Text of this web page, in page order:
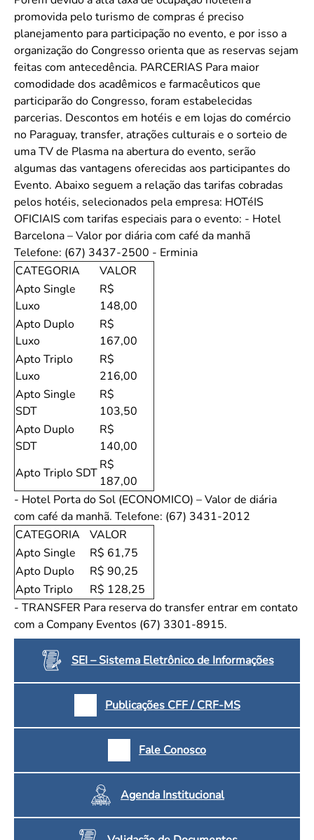
promovida pelo turismo de compras é preciso
planejamento para participação no evento, e por isso a
organização do Congresso orienta que as reservas sejam
feitas com antecedência. PARCERIAS Para maior
comodidade dos acadêmicos e farmacêuticos que
participarão do Congresso, foram estabelecidas
parcerias. Descontos em hotéis e em lojas do comércio
no Paraguay, transfer, atrações culturais e o sorteio de
uma TV de Plasma na abertura do evento, serão
algumas das vantagens oferecidas aos participantes do
Evento. Abaixo seguem a relação das tarifas cobradas
pelos hotéis, selecionados pela empresa: HOTéIS
OFICIAIS com tarifas especiais para o evento: - Hotel
Barcelona – Valor por diária com café da manhã
Telefone: (67) 3437-2500 - Erminia
CATEGORIA
VALOR
Apto Single
Luxo
R$
148,00
Apto Duplo
Luxo
R$
167,00
Apto Triplo
Luxo
R$
216,00
Apto Single
SDT
R$
103,50
Apto Duplo
SDT
R$
140,00
Apto Triplo SDT
R$
187,00
- Hotel Porta do Sol (ECONOMICO) – Valor de diária
com café da manhã. Telefone: (67) 3431-2012
CATEGORIA
VALOR
Apto Single
R$ 61,75
Apto Duplo
R$ 90,25
Apto Triplo
R$ 128,25
- TRANSFER Para reserva do transfer entrar em contato
com a Company Eventos (67) 3301-8915.
SEI – Sistema Eletrônico de Informações
Publicações CFF / CRF-MS
Fale Conosco
Agenda Institucional